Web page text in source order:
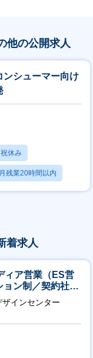
他の公開求人
ンシューマー向け
休み
月残業20時間以内
着求人
ィア営業（ES営
ン制／契約社員
インセンター